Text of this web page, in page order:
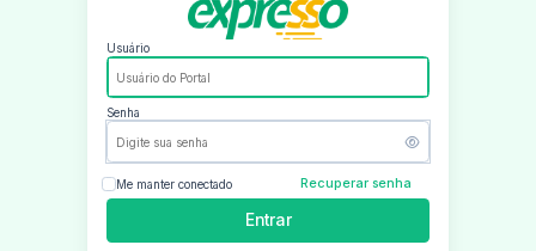
Usuário
Senha
Me manter conectado Recuperar senha
Entrar